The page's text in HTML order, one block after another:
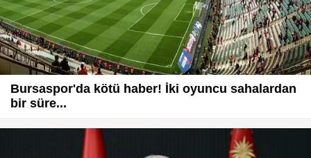
Bursaspor'da kötü haber! İki oyuncu sahalardan
bir süre...